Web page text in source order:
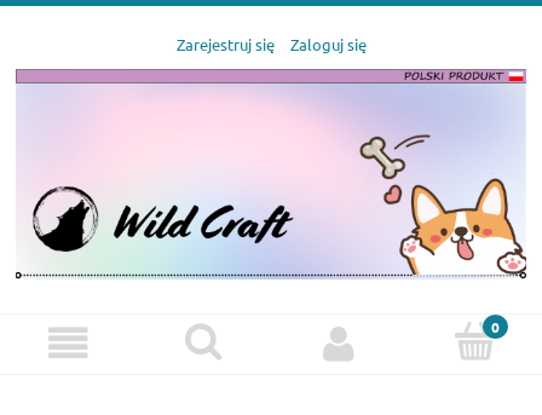
Zarejestruj się Zaloguj się